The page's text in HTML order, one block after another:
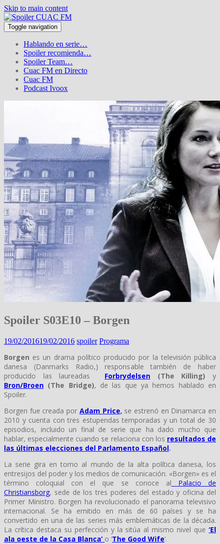
Skip to main content
Toggle navigation
Hablando en serie…
Spoiler recomienda…
Spoiler Team…
Cuac FM en Directo
Cuac FM
Podcast Ivoox
Spoiler S03E10 – Borgen
19/02/201619/02/2016 spoiler Programa
Borgen es un drama político producido por la televisión pública
danesa (Danmarks Radio,) responsable también de haber
producido las laureadas Forbrydelsen (The Killing) y
Bron/Broen (The Bridge), de las que ya hemos hablado en
Spoiler.
Borgen fue creada por Adam Price, se estrenó en Dinamarca en
2010 y cuenta con tres estupendas temporadas y un total de 30
episodios, incluido un final de serie que ha dado mucho que
hablar, especialmente cuando se relaciona con los resultados de
las últimas elecciones del Parlamento Español.
La serie gira en torno al mundo de la alta política danesa, los
entresijos del poder y los medios de comunicación. «Borgen» es el
término coloquial con el que se conoce al Palacio de
Christiansborg, sede de los tres poderes del estado y oficina del
Primer Ministro. Borgen ha revolucionado el panorama televisivo
internacional. Se ha emitido en más de 60 países y se ha
convertido en una de las series más emblemáticas de la década.
La crítica destaca su perfección y la sitúa al mismo nivel que ‘El
ala oeste de la Casa Blanca’ o ‘The Good Wife‘.